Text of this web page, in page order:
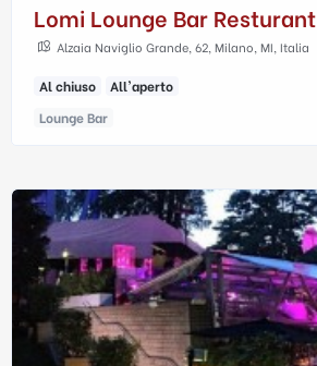
Lomi Lounge Bar Resturant
Alzaia Naviglio Grande, 62, Milano, MI, Italia
Al chiuso
All'aperto
Lounge Bar